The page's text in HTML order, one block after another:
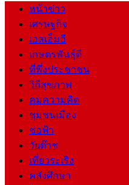
หน้าข่าว
เศรษฐกิจ
เอสเอ็มอี
เกษตรพันธุ์ดี
ที่พึ่งประชาชน
วิถีสุขภาพ
คมความคิด
ชุมชนเมือง
ช่อฟ้า
วัยต๊าช
เที่ยวระเริง
คลังศึกษา